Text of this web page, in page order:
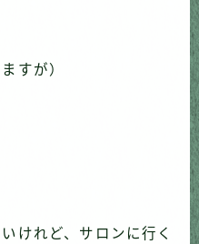
すが）
けれど、サロンに行く